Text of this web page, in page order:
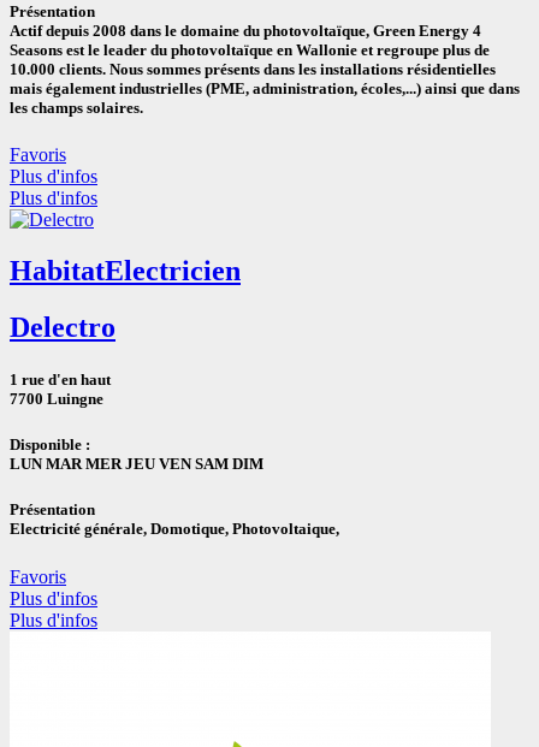
Présentation
Actif depuis 2008 dans le domaine du photovoltaïque, Green Energy 4
Seasons est le leader du photovoltaïque en Wallonie et regroupe plus de
10.000 clients. Nous sommes présents dans les installations résidentielles
mais également industrielles (PME, administration, écoles,...) ainsi que dans
les champs solaires.
Favoris
Plus d'infos
Plus d'infos
HabitatElectricien
Delectro
1 rue d'en haut
7700 Luingne
Disponible :
LUN MAR MER JEU VEN SAM DIM
Présentation
Electricité générale, Domotique, Photovoltaique,
Favoris
Plus d'infos
Plus d'infos